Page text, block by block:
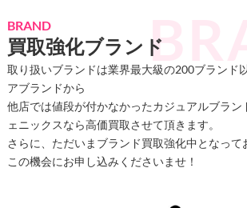
BRAND
買取強化ブランド
取り扱いブランドは業界最大級の200ブランド
アブランドから
他店では値段が付かなかったカジュアルブラン
ェニックスなら高価買取させて頂きます。
さらに、ただいまブランド買取強化中となって
この機会にお申し込みくださいませ！